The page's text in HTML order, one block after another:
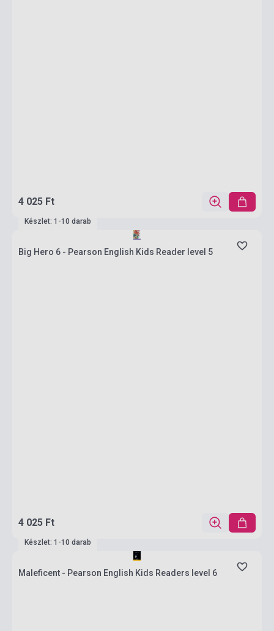
4 025 Ft
Készlet: 1-10 darab
Big Hero 6 - Pearson English Kids Reader level 5
4 025 Ft
Készlet: 1-10 darab
Maleficent - Pearson English Kids Readers level 6